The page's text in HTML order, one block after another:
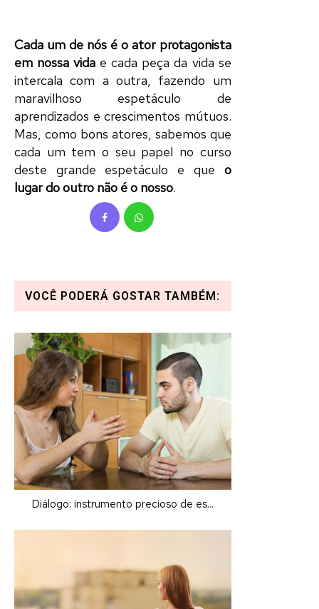
Cada um de nós é o ator protagonista
em nossa vida e cada peça da vida se
intercala com a outra, fazendo um
maravilhoso espetáculo de
aprendizados e crescimentos mútuos.
Mas, como bons atores, sabemos que
cada um tem o seu papel no curso
deste grande espetáculo e que o
lugar do outro não é o nosso.
VOCÊ PODERÁ GOSTAR TAMBÉM:
Diálogo: instrumento precioso de es...